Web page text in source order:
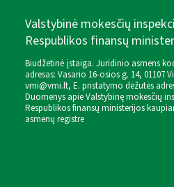
Valstybinė mokesčių
Respublikos finansų
Biudžetinė įstaiga. Juridinio asmens
adresas: Vasario 16-osios g. 14, 01107
vmi@vmi.lt, E. pristatymo dėžutės
Duomenys apie Valstybinę mokesčių
Respublikos finansų ministerijos
asmenų registre